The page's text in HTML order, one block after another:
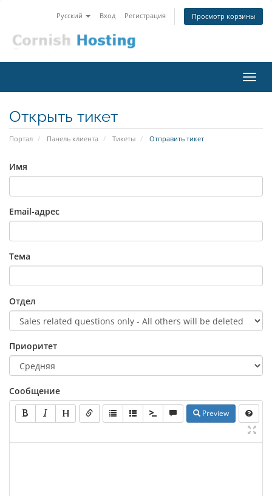
Русский Вход Регистрация Просмотр корзины
Открыть тикет
Портал Панель клиента Тикеты Отправить тикет
Имя
Email-адрес
Тема
Отдел
Приоритет
Сообщение
Preview